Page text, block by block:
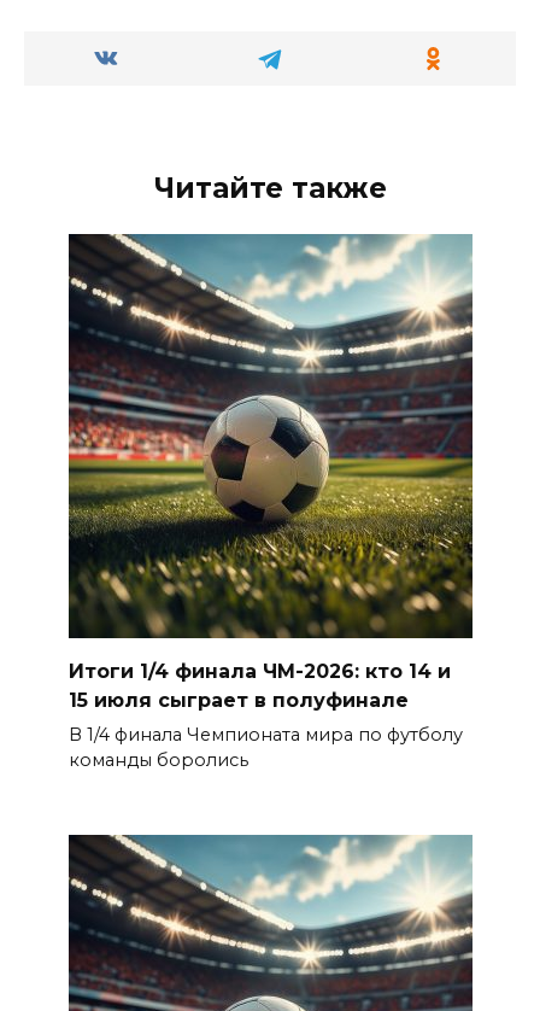
Читайте также
Итоги 1/4 финала ЧМ-2026: кто 14 и
15 июля сыграет в полуфинале
В 1/4 финала Чемпионата мира по футболу
команды боролись